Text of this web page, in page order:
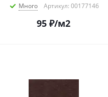
Много Артикул: 00177146
95 ₽/м2